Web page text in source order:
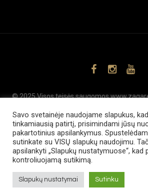
© 2025 Visos teisės saugomos
Savo svetainėje naudojame slapukus,
tinkamiausią patirtį, prisimindami jūsų
pakartotinius apsilankymus.
sutinkate su VISŲ slapukų naudojimu.
apsilankyti „Slapukų nustatymuose“, kad
kontroliuojamą sutikimą.
Slapukų nustatymai Sutinku